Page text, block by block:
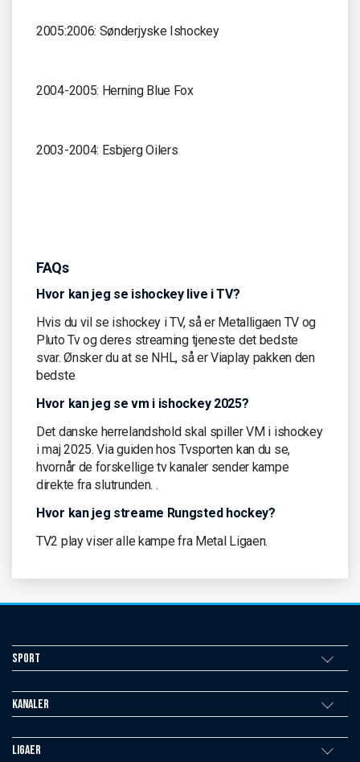
2005:2006: Sønderjyske Ishockey
2004-2005: Herning Blue Fox
2003-2004: Esbjerg Oilers
FAQs
Hvor kan jeg se ishockey live i TV?
Hvis du vil se ishockey i TV, så er Metalligaen TV og
Pluto Tv og deres streaming tjeneste det bedste
svar. Ønsker du at se NHL, så er Viaplay pakken den
bedste
Hvor kan jeg se vm i ishockey 2025?
Det danske herrelandshold skal spiller VM i ishockey
i maj 2025. Via guiden hos Tvsporten kan du se,
hvornår de forskellige tv kanaler sender kampe
direkte fra slutrunden. .
Hvor kan jeg streame Rungsted hockey?
TV2 play viser alle kampe fra Metal Ligaen.
Sport
Kanaler
Ligaer